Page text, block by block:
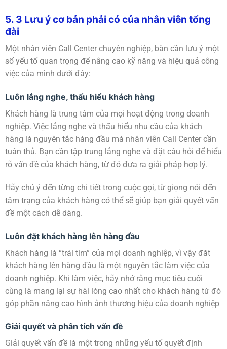
5. 3 Lưu ý cơ bản phải có của nhân viên tổng
đài
Một nhân viên Call Center chuyên nghiệp, bàn cần lưu ý một
số yếu tố quan trọng để nâng cao kỹ năng và hiệu quả công
việc của mình dưới đây:
Luôn lắng nghe, thấu hiểu khách hàng
Khách hàng là trung tâm của mọi hoạt động trong doanh
nghiệp. Việc lắng nghe và thấu hiểu nhu cầu của khách
hàng là nguyên tắc hàng đầu mà nhân viên Call Center cần
tuân thủ. Bạn cần tập trung lắng nghe và đặt câu hỏi để hiểu
rõ vấn đề của khách hàng, từ đó đưa ra giải pháp hợp lý.
Hãy chú ý đến từng chi tiết trong cuộc gọi, từ giọng nói đến
tâm trạng của khách hàng có thể sẽ giúp bạn giải quyết vấn
đề một cách dễ dàng.
Luôn đặt khách hàng lên hàng đầu
Khách hàng là “trái tim” của mọi doanh nghiệp, vì vậy đăt
khách hàng lên hàng đầu là một nguyên tắc làm việc của
doanh nghiệp. Khi làm việc, hãy nhớ rằng mục tiêu cuối
cùng là mang lại sự hài lòng cao nhất cho khách hàng từ đó
góp phần nâng cao hình ảnh thương hiệu của doanh nghiệp
Giải quyết và phân tích vấn đề
Giải quyết vấn đề là một trong những yếu tố quyết định